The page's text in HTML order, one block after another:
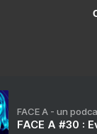
FACE A - un
FACE A #30 :